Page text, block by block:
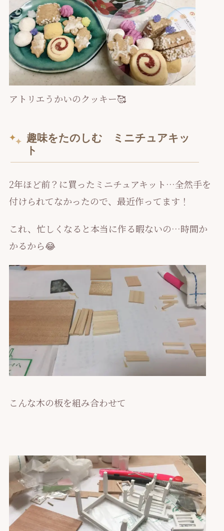
アトリエうかいのクッキー🥰
趣味をたのしむ ミニチュアキッ
ト
2年ほど前？に買ったミニチュアキット…全然手を
付けられてなかったので、最近作ってます！
これ、忙しくなると本当に作る暇ないの…時間か
かるから😂
こんな木の板を組み合わせて